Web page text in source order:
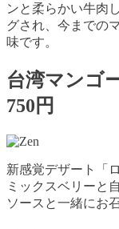
ンと柔らかい牛肉
グされ、今までの
味です。
台湾マンゴ
750円
新感覚デザート「
ミックスベリーと
ソースと一緒にお